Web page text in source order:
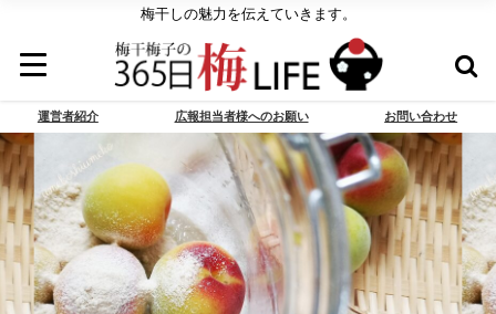
梅干しの魅力を伝えていきます。
運営者紹介 広報担当者様へのお願い お問い合わせ